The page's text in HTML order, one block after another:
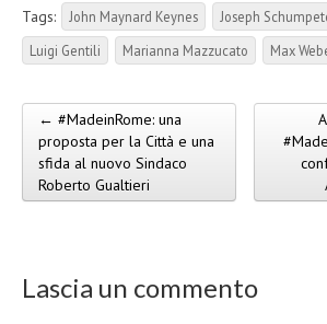
Tags: John Maynard Keynes Joseph
Luigi Gentili
Marianna Mazzucato Max
Post navigation
← #MadeinRome: una
proposta per la Città e una
sfida al nuovo Sindaco
Roberto Gualtieri
Lascia un commento